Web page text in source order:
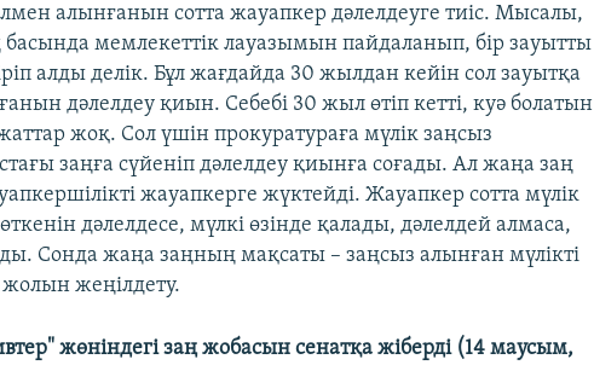
алынғанын сотта жауапкер дәлелдеуге тиіс. Мысалы,
мемлекеттік лауазымын пайдаланып, бір зауытты
алды делік. Бұл жағдайда 30 жылдан кейін сол зауытқа
дәлелдеу қиын. Себебі 30 жыл өтіп кетті, куә болатын
жоқ. Сол үшін прокуратураға мүлік заңсыз
заңға сүйеніп дәлелдеу қиынға соғады. Ал жаңа заң
жауапкерге жүктейді. Жауапкер сотта мүлік
дәлелдесе, мүлкі өзінде қалады, дәлелдей алмаса,
Сонда жаңа заңның мақсаты – заңсыз алынған мүлікті
жеңілдету.
жөніндегі заң жобасын сенатқа жіберді (14 маусым,